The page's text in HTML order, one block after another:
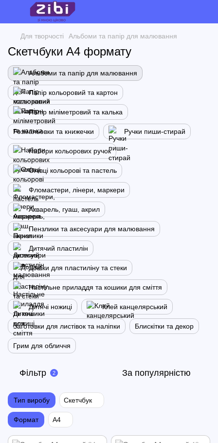
Для творчості Альбоми та папір для малювання
Скетчбуки А4 формату
Альбоми та папір для малювання
Папір кольоровий та картон
Папір міліметровий та калька
Розмальовки та книжечки Ручки пиши-стирай
Набори кольорових ручок
Олівці кольорові та пастель
Фломастери, лінери, маркери
Акварель, гуаш, акрил
Пензлики та аксесуари для малювання
Дитячий пластилін
Дошки для пластиліну та стеки
Настільне приладдя та кошики для сміття
Дитячі ножиці Клей канцелярський
Заготовки для листівок та наліпки Блискітки та декор
Грим для обличчя
Фільтр 2 За популярністю
Тип виробу Скетчбук
Формат А4